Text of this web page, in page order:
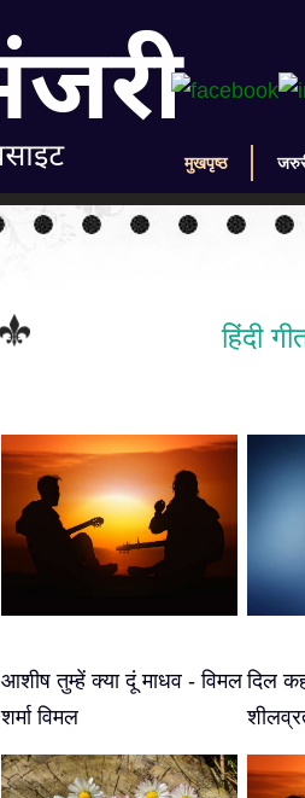
मुखपृष्ठ
हिंदी
आशीष तुम्हें क्या दूं माधव - विमल
शर्मा विमल
दिल